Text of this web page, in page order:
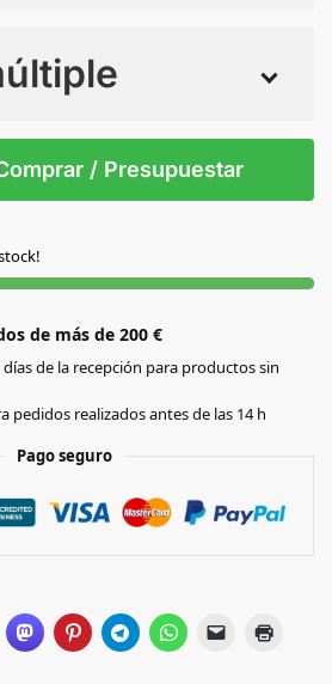
S/T
/ Presupuestar
de más de 200 €
de la recepción para productos sin
pedidos realizados antes de las 14 h
Pago seguro